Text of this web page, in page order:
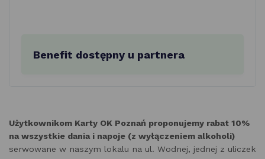
Benefit dostępny u partnera
Użytkownikom Karty OK Poznań proponujemy rabat 10%
na wszystkie dania i napoje (z wyłączeniem alkoholi)
serwowane w naszym lokalu na ul. Wodnej, jednej z uliczek